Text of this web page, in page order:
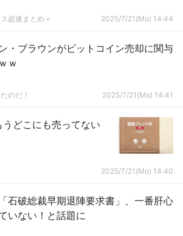
超速まとめ＋ 2025/7/21(Mo) 14:44
・ブラウンがビットコイン売却に関与
ｗ
のだ！ 2025/7/21(Mo) 14:41
うどこにも売ってない
2025/7/21(Mo) 14:40
石破総裁早期退陣要求書」、一番肝心
いない！と話題に